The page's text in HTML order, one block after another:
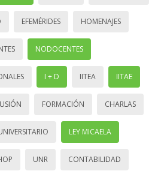
EFEMÉRIDES HOMENAJES
NODOCENTES
I + D IITEA IITAE
FORMACIÓN CHARLAS
LEY MICAELA
UNR CONTABILIDAD